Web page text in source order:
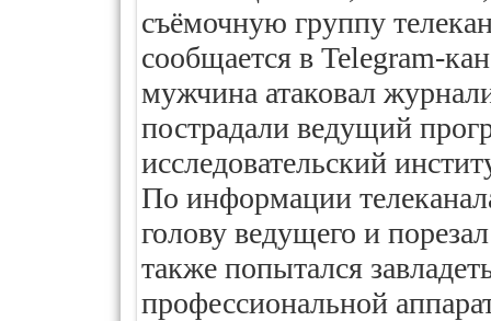
съёмочную группу
сообщается в Telegram-
мужчина атаковал
пострадали ведущий
исследовательский
По информации
голову ведущего и
также попытался
профессиональной